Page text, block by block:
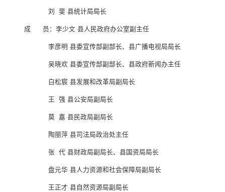
刘 斐 县统计局局长
成 员：李少文 县人民政府办公室副主任
李彦明 县委宣传部副部长、县广播电视局局长
吴晓欢 县委宣传部副部长、县政府新闻办主任
白松宸 县发展和改革局副局长
王 强 县公安局副局长
莫 嘉 县民政局副局长
陶丽萍 县司法局政治处主任
张 代 县财政局副局长、县国资局局长
盘元华 县人力资源和社会保障局副局长
王正才 县自然资源局副局长